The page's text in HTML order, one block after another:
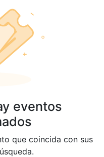
eventos
que coincida con sus